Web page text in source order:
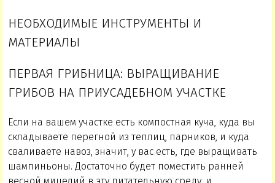
НЕОБХОДИМЫЕ ИНСТРУМЕНТЫ И
МАТЕРИАЛЫ
ПЕРВАЯ ГРИБНИЦА: ВЫРАЩИВАНИЕ
ГРИБОВ НА ПРИУСАДЕБНОМ УЧАСТКЕ
Если на вашем участке есть компостная куча, куда вы
складываете перегной из теплиц, парников, и куда
сваливаете навоз, значит, у вас есть, где выращивать
шампиньоны. Достаточно будет поместить ранней